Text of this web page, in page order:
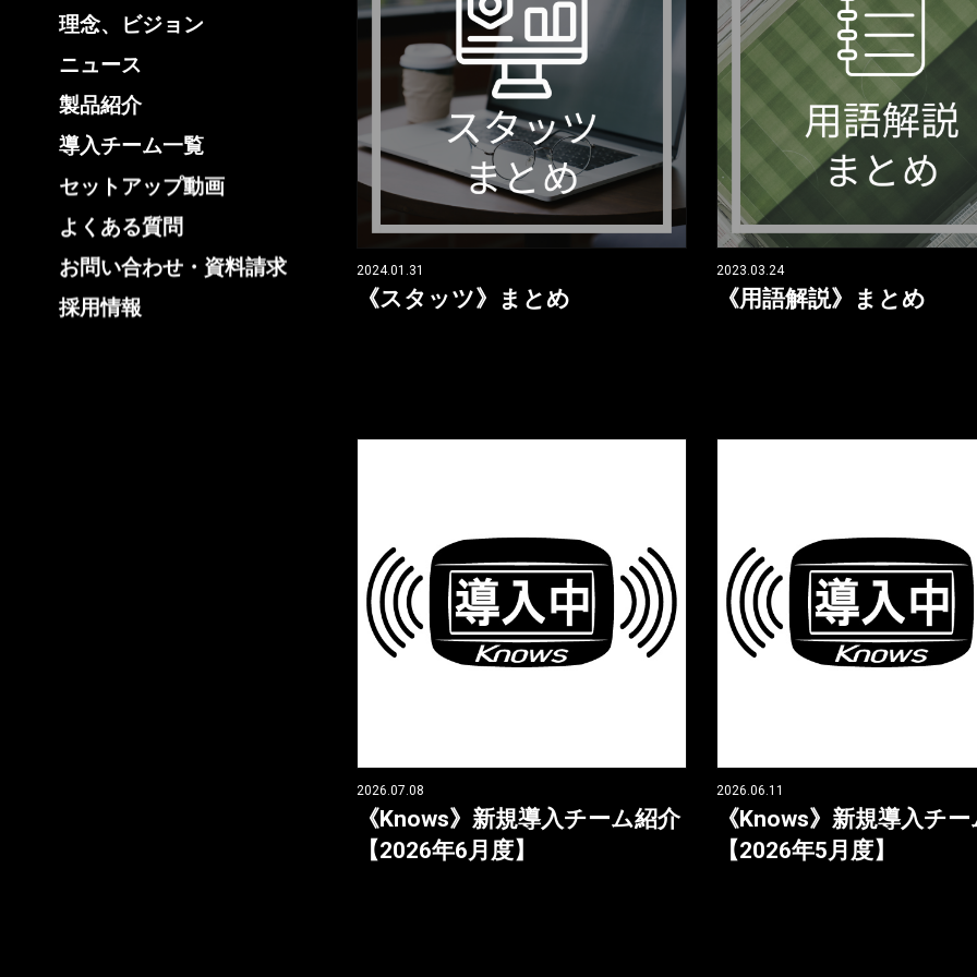
理念、ビジョン
ニュース
製品紹介
導入チーム一覧
セットアップ動画
よくある質問
お問い合わせ・資料請求
採用情報
2024.01.31
《スタッツ》まとめ
2023.03.24
《用語解説》まとめ
2026.07.08
《Knows》新規導入チーム紹介
【2026年6月度】
2026.06.11
《Knows》新規導入チ
【2026年5月度】